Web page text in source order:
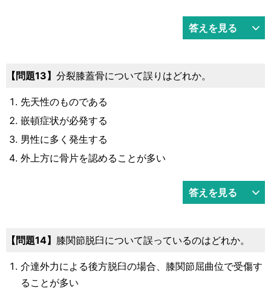
答えを見る
13 分裂膝蓋骨について誤りはどれか。
先天性のものである
嵌頓症状が必発する
男性に多く発生する
外上方に骨片を認めることが多い
答えを見る
14 膝関節脱臼について誤っているのはどれか。
介達外力による後方脱臼の場合、膝関節屈曲位で受傷す
ることが多い